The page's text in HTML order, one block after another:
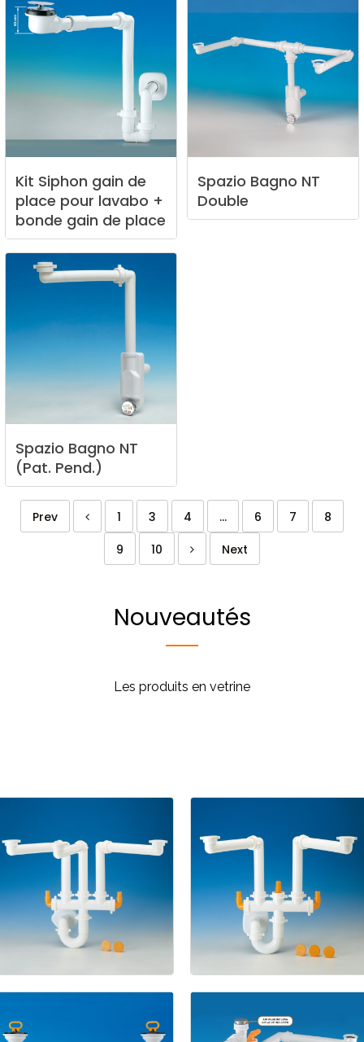
Kit Siphon gain de
place pour lavabo +
bonde gain de place
Spazio Bagno NT
Double
Spazio Bagno NT
(Pat. Pend.)
Prev 1 3 4 ... 6 7
8
9
10 Next
Nouveautés
Les produits en vetrine
Spazio2